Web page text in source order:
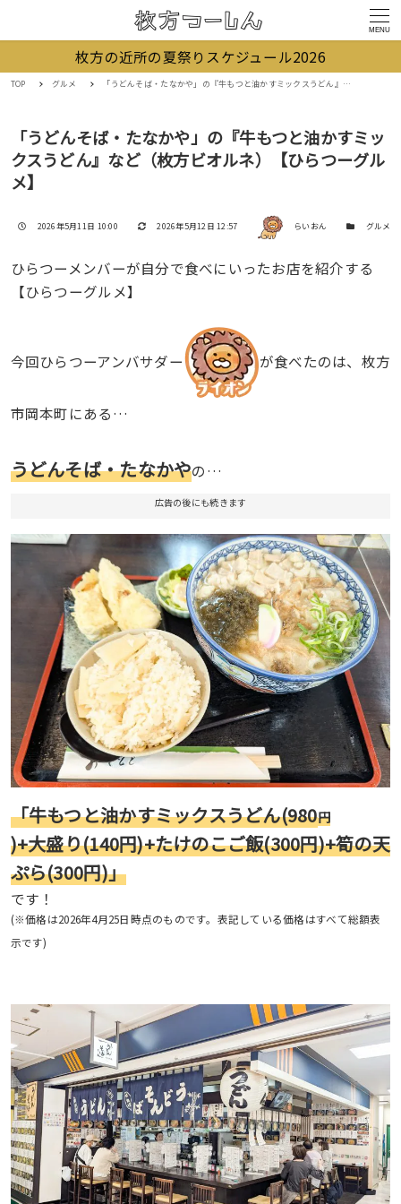
MENU
枚方の近所の夏祭りスケジュール2026
TOP グルメ 「うどんそば・たなかや」の『牛もつと油かすミックスうどん』など（枚方ビオルネ）【ひらつーグルメ】
「うどんそば・たなかや」の『牛もつと油かすミッ
クスうどん』など（枚方ビオルネ）【ひらつーグル
メ】
投稿日
2026年5月11日 10:00 更新日
2026年5月12日 12:57 著者 らいおん カテゴリー
グルメ
ひらつーメンバーが自分で食べにいったお店を紹介する
【ひらつーグルメ】
今回ひらつーアンバサダー が食べたのは、枚方
市岡本町にある…
うどんそば・たなかやの…
広告の後にも続きます
「牛もつと油かすミックスうどん(980円
)+大盛り(140円)+たけのこご飯(300円)+筍の天
ぷら(300円)」
です！
(※価格は2026年4月25日時点のものです。表記している価格はすべて総額表
示です)